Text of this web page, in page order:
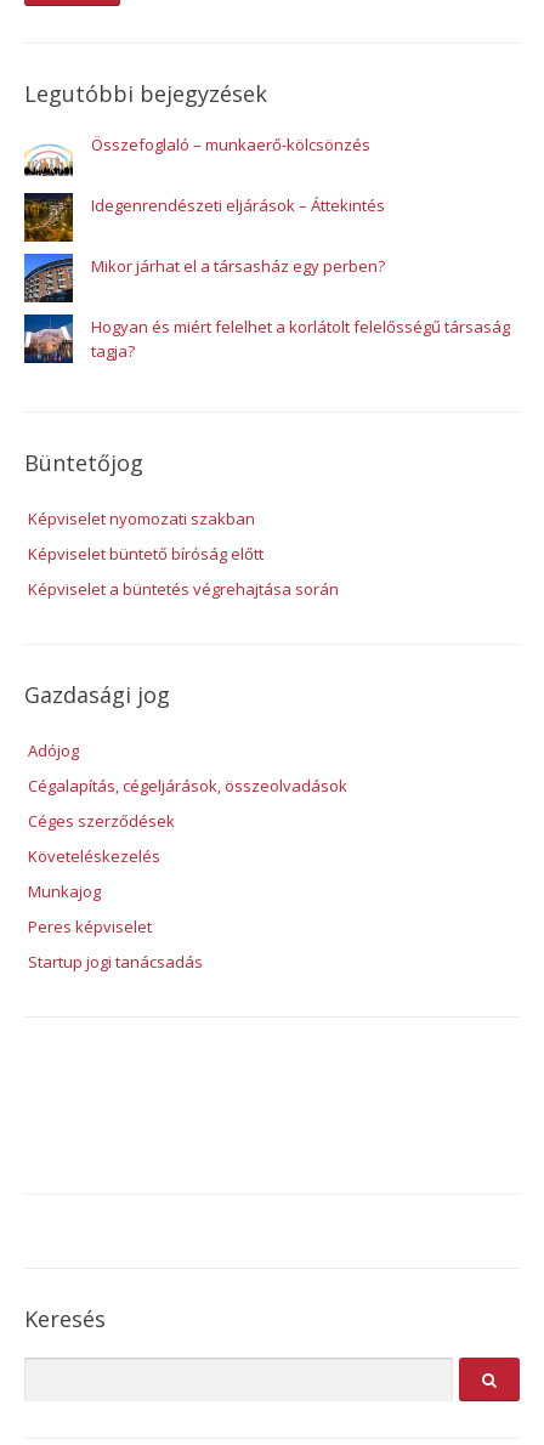
Legutóbbi bejegyzések
Összefoglaló – munkaerő-kölcsönzés
Idegenrendészeti eljárások – Áttekintés
Mikor járhat el a társasház egy perben?
Hogyan és miért felelhet a korlátolt felelősségű társaság
tagja?
Büntetőjog
Képviselet nyomozati szakban
Képviselet büntető bíróság előtt
Képviselet a büntetés végrehajtása során
Gazdasági jog
Adójog
Cégalapítás, cégeljárások, összeolvadások
Céges szerződések
Követeléskezelés
Munkajog
Peres képviselet
Startup jogi tanácsadás
Keresés